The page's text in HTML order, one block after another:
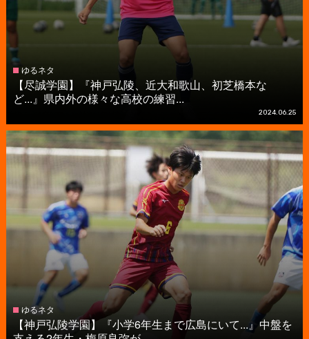
ゆるネタ
【尽誠学園】『神戸弘陵、近大和歌山、初芝橋本な
ど...』県内外の様々な高校の練習...
2024.06.25
ゆるネタ
【神戸弘陵学園】『小学6年生まで広島にいて...』中盤を